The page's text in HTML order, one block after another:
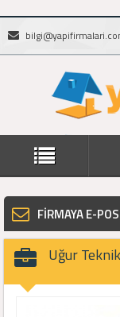
FİRMAYA E-
Uğur